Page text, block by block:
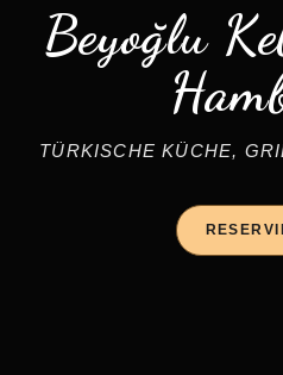
Beyoğlu
TÜRKISCHE KÜCHE,